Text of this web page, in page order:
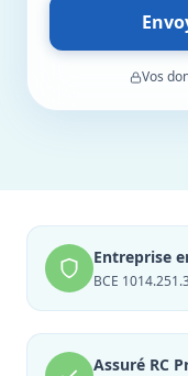
Vos
Entreprise
BCE
Assuré RC